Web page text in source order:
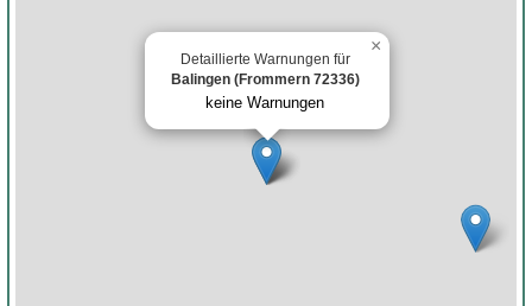
Detaillierte Warnungen für
Balingen (Frommern 72336)
keine Warnungen
×